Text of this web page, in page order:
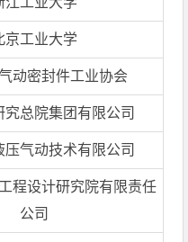
京工业大学
动密封件工业协会
究总院集团有限公司
压气动技术有限公司
程设计研究院有限责任
公司